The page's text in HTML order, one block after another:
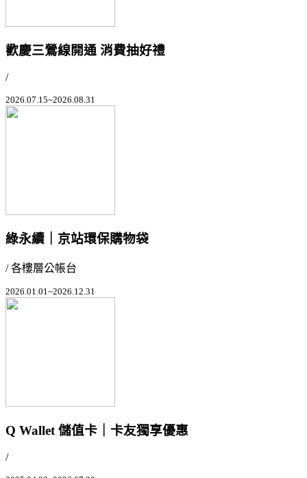
歡慶三鶯線開通 消費抽好禮
/
2026.07.15~2026.08.31
綠永續｜京站環保購物袋
/ 各樓層公帳台
2026.01.01~2026.12.31
Q Wallet 儲值卡｜卡友獨享優惠
/